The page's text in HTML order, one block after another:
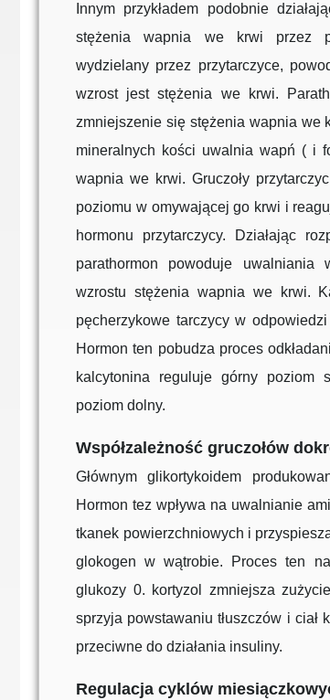
Innym przykładem podobnie
stężenia wapnia we krwi przez
wydzielany przez przytarczyce,
wzrost jest stężenia we krwi.
zmniejszenie się stężenia wapnia we
mineralnych kości uwalnia wapń ( i
wapnia we krwi. Gruczoły
poziomu w omywającej go krwi i
hormonu przytarczycy. Działając
parathormon powoduje
wzrostu stężenia wapnia we krwi.
pęcherzykowe tarczycy w
Hormon ten pobudza proces
kalcytonina reguluje górny poziom
poziom dolny.
Współzależność gruczołów
Głównym glikortykoidem
Hormon tez wpływa na uwalnianie
tkanek powierzchniowych i
glokogen w wątrobie. Proces ten
glukozy 0. kortyzol zmniejsza
sprzyja powstawaniu tłuszczów i ciał
przeciwne do działania insuliny.
Regulacja cyklów